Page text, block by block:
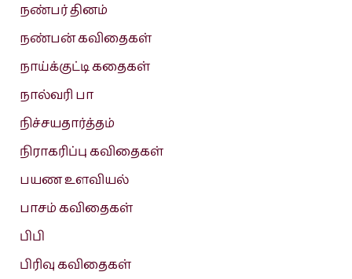
நண்பர் தினம்
நண்பன் கவிதைகள்
நாய்க்குட்டி கதைகள்
நால்வரி பா
நிச்சயதார்த்தம்
நிராகரிப்பு கவிதைகள்
பயண உளவியல்
பாசம் கவிதைகள்
பிபி
பிரிவு கவிதைகள்